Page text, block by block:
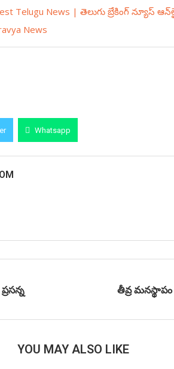
News | తెలుగు బ్రేకింగ్ న్యూస్
News
Whatsapp
తీవ్ర మనస్థాపం
YOU MAY ALSO LIKE